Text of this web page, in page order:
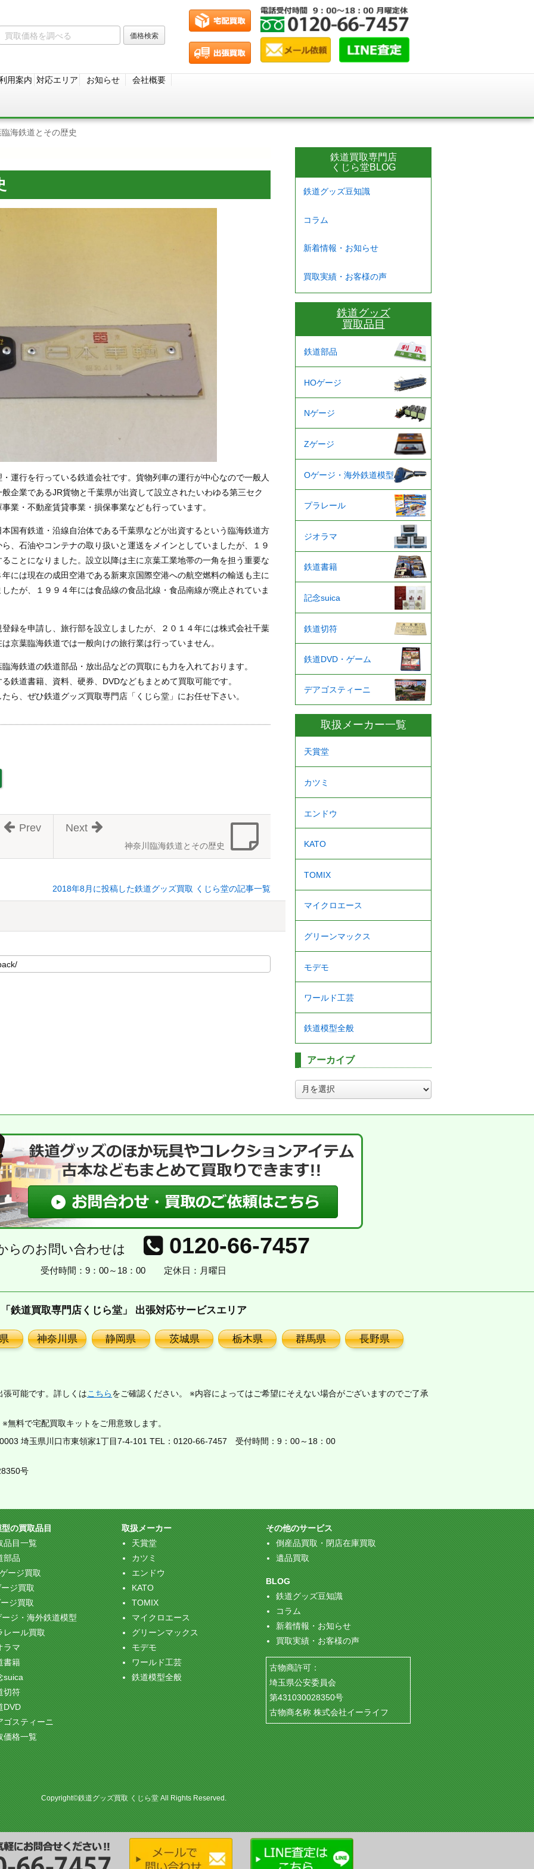
用案内 対応エリア お知らせ 会社概要
海鉄道とその歴史
運行を行っている鉄道会社です。貨物列車の運行が中心なので一般人
企業であるJR貨物と千葉県が出資して設立されたいわゆる第三セク
業・不動産賃貸事業・損保事業なども行っています。
国有鉄道・沿線自治体である千葉県などが出資するという臨海鉄道方
、石油やコンテナの取り扱いと運送をメインとしていましたが、１９
ことになりました。設立以降は主に京葉工業地帯の一角を担う重要な
には現在の成田空港である新東京国際空港への航空燃料の輸送も主に
たが、１９９４年には食品線の食品北線・食品南線が廃止されていま
録を申請し、旅行部を設立しましたが、２０１４年には株式会社千葉
京葉臨海鉄道では一般向けの旅行業は行っていません。
海鉄道の鉄道部品・放出品などの買取にも力を入れております。
鉄道書籍、資料、硬券、DVDなどもまとめて買取可能です。
ら、ぜひ鉄道グッズ買取専門店「くじら堂」にお任せ下さい。
神奈川臨海鉄道とその歴史
Next
Prev
2018年8月に投稿した鉄道グッズ買取 くじら堂の記事一覧
鉄道買取専門店
くじら堂BLOG
鉄道グッズ豆知識
コラム
新着情報・お知らせ
買取実績・お客様の声
鉄道グッズ
買取品目
鉄道部品
HOゲージ
Nゲージ
Zゲージ
Oゲージ・海外鉄道模型
プラレール
ジオラマ
鉄道書籍
記念suica
鉄道切符
鉄道DVD・ゲーム
デアゴスティーニ
取扱メーカー一覧
天賞堂
カツミ
エンドウ
KATO
TOMIX
マイクロエース
グリーンマックス
モデモ
ワールド工芸
鉄道模型全般
アーカイブ
ー
ブ
らのお問い合わせは 0120-66-7457
受付時間：9：00～18：00 定休日：月曜日
「鉄道買取専門店くじら堂」 出張対応サービスエリア
神奈川県 静岡県 茨城県 栃木県 群馬県 長野県
可能です。詳しくはこちらをご確認ください。 ※内容によってはご希望にそえない場合がございますのでご了承
料で宅配買取キットをご用意致します。
埼玉県川口市東領家1丁目7-4-101 TEL： 0120-66-7457 受付時間：9：00～18：00
号
型の買取品目
品目一覧
部品
ージ買取
ジ買取
ジ買取
ージ・海外鉄道模型
レール買取
ラマ
書籍
suica
切符
DVD
ゴスティーニ
価格一覧
取扱メーカー
天賞堂
カツミ
エンドウ
KATO
TOMIX
マイクロエース
グリーンマックス
モデモ
ワールド工芸
鉄道模型全般
その他のサービス
倒産品買取・閉店在庫買取
遺品買取
BLOG
鉄道グッズ豆知識
コラム
新着情報・お知らせ
買取実績・お客様の声
古物商許可：
埼玉県公安委員会
第431030028350号
古物商名称 株式会社イーライフ
Copyright©鉄道グッズ買取 くじら堂 All Rights Reserved.